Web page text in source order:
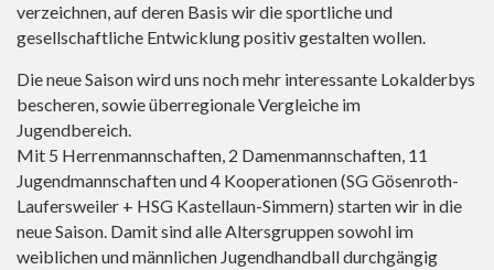
verzeichnen, auf deren Basis wir die sportliche und
gesellschaftliche Entwicklung positiv gestalten wollen.
Die neue Saison wird uns noch mehr interessante Lokalderbys
bescheren, sowie überregionale Vergleiche im
Jugendbereich.
Mit 5 Herrenmannschaften, 2 Damenmannschaften, 11
Jugendmannschaften und 4 Kooperationen (SG Gösenroth-
Laufersweiler + HSG Kastellaun-Simmern) starten wir in die
neue Saison. Damit sind alle Altersgruppen sowohl im
weiblichen und männlichen Jugendhandball durchgängig